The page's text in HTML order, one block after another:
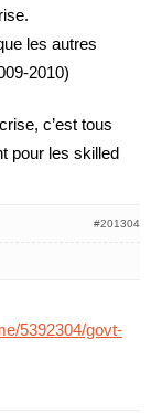
les autres
2010)
c’est tous
pour les skilled
#201304
5392304/govt-